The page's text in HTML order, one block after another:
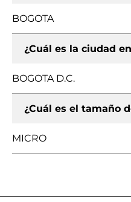
BOGOTA
¿Cuál es la ciudad
BOGOTA D.C.
¿Cuál es el tamaño
MICRO